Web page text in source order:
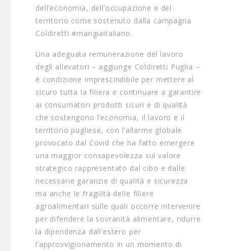
dell’economia, dell’occupazione e del
territorio come sostenuto dalla campagna
Coldiretti #mangiaitaliano.
Una adeguata remunerazione del lavoro
degli allevatori – aggiunge Coldiretti Puglia –
è condizione imprescindibile per mettere al
sicuro tutta la filiera e continuare a garantire
ai consumatori prodotti sicuri e di qualità
che sostengono l’economia, il lavoro e il
territorio pugliese, con l’allarme globale
provocato dal Covid che ha fatto emergere
una maggior consapevolezza sul valore
strategico rappresentato dal cibo e dalle
necessarie garanzie di qualità e sicurezza
ma anche le fragilità delle filiere
agroalimentari sulle quali occorre intervenire
per difendere la sovranità alimentare, ridurre
la dipendenza dall’estero per
l’approvvigionamento in un momento di